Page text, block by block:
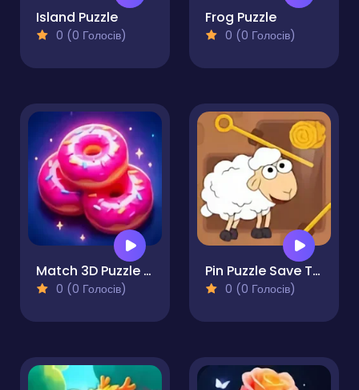
Island Puzzle
0 (0 Голосів)
Frog Puzzle
0 (0 Голосів)
Match 3D Puzzle Saga
0 (0 Голосів)
Pin Puzzle Save The Sheep
0 (0 Голосів)